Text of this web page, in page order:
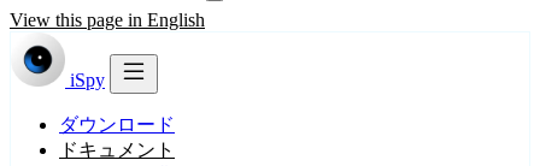
View this page in English
iSpy
ダウンロード
ドキュメント